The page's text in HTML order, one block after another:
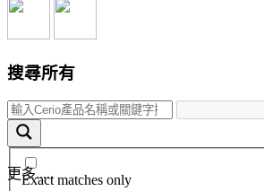
搜尋所有
更多.....
Exact matches only